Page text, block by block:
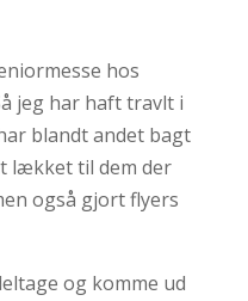
hos
jeg har haft travlt i
blandt andet bagt
lækket til dem der
også gjort flyers
og komme ud